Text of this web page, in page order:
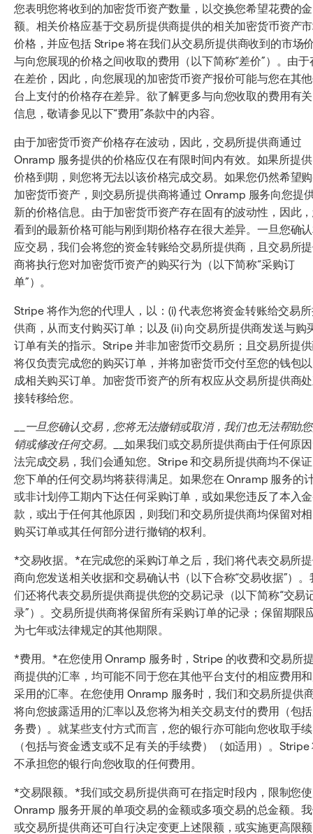
您表明您将收到的加密货币资产数量，以交换您希望花费的金
额。相关价格应基于交易所提供商提供的相关加密货币资产
价格，并应包括 Stripe 将在我们从交易所提供商收到的市场
与向您展现的价格之间收取的费用（以下简称“差价”）。由于
在差价，因此，向您展现的加密货币资产报价可能与您在其
台上支付的价格存在差异。欲了解更多与向您收取的费用有
信息，敬请参见以下“费用”条款中的内容。
由于加密货币资产价格存在波动，因此，交易所提供商通过
Onramp 服务提供的价格应仅在有限时间内有效。如果所提
价格到期，则您将无法以该价格完成交易。如果您仍然希望
加密货币资产，则交易所提供商将通过 Onramp 服务向您提
新的价格信息。由于加密货币资产存在固有的波动性，因此
看到的最新价格可能与刚到期价格存在很大差异。一旦您确
应交易，我们会将您的资金转账给交易所提供商，且交易所
商将执行您对加密货币资产的购买行为（以下简称“采购订
单”）。
Stripe 将作为您的代理人，以：(i) 代表您将资金转账给交易
供商，从而支付购买订单；以及 (ii) 向交易所提供商发送与购
订单有关的指示。Stripe 并非加密货币交易所；且交易所提
将仅负责完成您的购买订单，并将加密货币交付至您的钱包
成相关购买订单。加密货币资产的所有权应从交易所提供商
接转移给您。
一旦您确认交易，您将无法撤销或取消，我们也无法帮助
销或修改任何交易。
__如果我们或交易所提供商由于任何原
法完成交易，我们会通知您。Stripe 和交易所提供商均不保
您下单的任何交易均将获得满足。如果您在 Onramp 服务的
或非计划停工期内下达任何采购订单，或如果您违反了本入
款，或出于任何其他原因，则我们和交易所提供商均保留对
购买订单或其任何部分进行撤销的权利。
*交易收据。*在完成您的采购订单之后，我们将代表交易所
商向您发送相关收据和交易确认书（以下合称“交易收据”）。
们还将代表交易所提供商提供您的交易记录（以下简称“交易
录”）。交易所提供商将保留所有采购订单的记录；保留期限
为七年或法律规定的其他期限。
*费用。*在您使用 Onramp 服务时，Stripe 的收费和交易所
商提供的汇率，均可能不同于您在其他平台支付的相应费用
采用的汇率。在您使用 Onramp 服务时，我们和交易所提供
将向您披露适用的汇率以及您将为相关交易支付的费用（包
务费）。就某些支付方式而言，您的银行亦可能向您收取手
（包括与资金透支或不足有关的手续费）（如适用）。Stripe
不承担您的银行向您收取的任何费用。
*交易限额。*我们或交易所提供商可在指定时段内，限制您
Onramp 服务开展的单项交易的金额或多项交易的总金额。
或交易所提供商还可自行决定变更上述限额，或实施更高限